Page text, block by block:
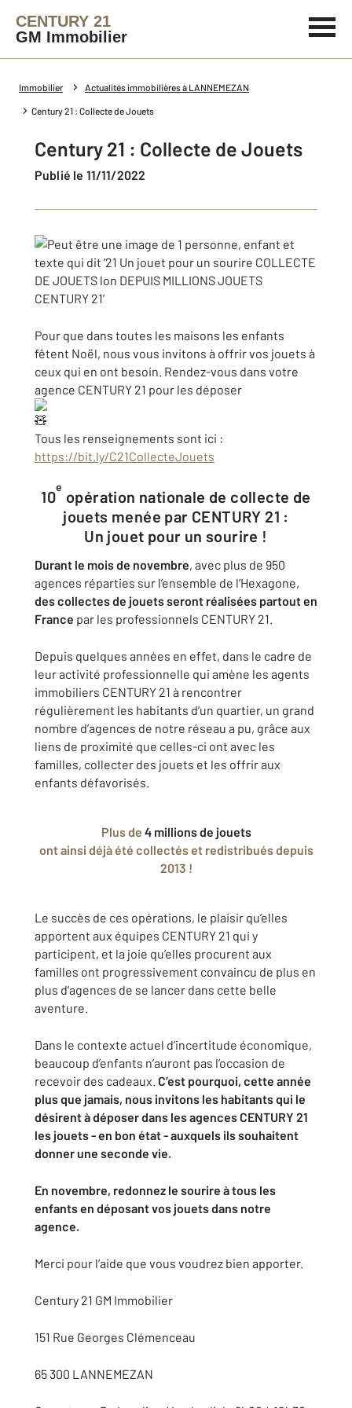
CENTURY 21
GM Immobilier
Immobilier Actualités immobilières à LANNEMEZAN
Century 21 : Collecte de Jouets
Century 21 : Collecte de Jouets
Publié le 11/11/2022
Pour que dans toutes les maisons les enfants
fêtent Noël, nous vous invitons à offrir vos jouets à
ceux qui en ont besoin. Rendez-vous dans votre
agence CENTURY 21 pour les déposer
Tous les renseignements sont ici :
https://bit.ly/C21CollecteJouets
10
e
opération nationale de collecte de
jouets menée par CENTURY 21 :
Un jouet pour un sourire !
Durant le mois de novembre, avec plus de 950
agences réparties sur l’ensemble de l’Hexagone,
des collectes de jouets seront réalisées partout en
France par les professionnels CENTURY 21.
Depuis quelques années en effet, dans le cadre de
leur activité professionnelle qui amène les agents
immobiliers CENTURY 21 à rencontrer
régulièrement les habitants d’un quartier, un grand
nombre d’agences de notre réseau a pu, grâce aux
liens de proximité que celles-ci ont avec les
familles, collecter des jouets et les offrir aux
enfants défavorisés.
Plus de 4 millions de jouets
ont ainsi déjà été collectés et redistribués depuis
2013 !
Le succès de ces opérations, le plaisir qu’elles
apportent aux équipes CENTURY 21 qui y
participent, et la joie qu’elles procurent aux
familles ont progressivement convaincu de plus en
plus d’agences de se lancer dans cette belle
aventure.
Dans le contexte actuel d’incertitude économique,
beaucoup d’enfants n’auront pas l’occasion de
recevoir des cadeaux. C’est pourquoi, cette année
plus que jamais, nous invitons les habitants qui le
désirent à déposer dans les agences CENTURY 21
les jouets - en bon état - auxquels ils souhaitent
donner une seconde vie.
En novembre, redonnez le sourire à tous les
enfants en déposant vos jouets dans notre
agence.
Merci pour l’aide que vous voudrez bien apporter.
Century 21 GM Immobilier
151 Rue Georges Clémenceau
65 300 LANNEMEZAN